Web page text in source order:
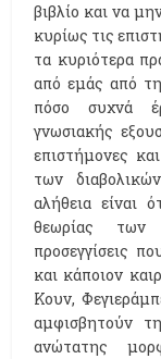
βιβλίο και να
κυρίως τις
τα κυριότερα
από εμάς από
πόσο συχνά
γνωσιακής
επιστήμονες
των
αλήθεια είναι
θεωρίας των
προσεγγίσεις
και κάποιον
Κουν,
αμφισβητούν
ανώτατης